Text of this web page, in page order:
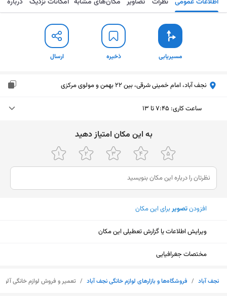
مسیریابی ذخیره ارسال
مسیریابی ذخیره ارسال
نجف آباد، امام خمینی شرقی، بین 22 بهمن و مولوی مرکزی
ساعت کاری: ۷:۴۵ تا ۱۳
چهارشنبه
۷:۴۵ تا ۱۳
پنجشنبه
۷:۴۵ تا ۱۳
جمعه
شنبه
یکشنبه
ﺑﻪ اﯾﻦ ﻣﮑﺎن اﻣﺘﯿﺎز دﻫﯿﺪ
افزودنتصویربرای این مکان
ویرایش اطلاعات یا گزارش تعطیلی این مکان
مختصات جغرافیایی
نجف آباد / فروشگاه‌ها و بازار‌های لوازم خانگی نجف آباد / تعمیر و فروش لوازم خانگی
نمایش نقشه